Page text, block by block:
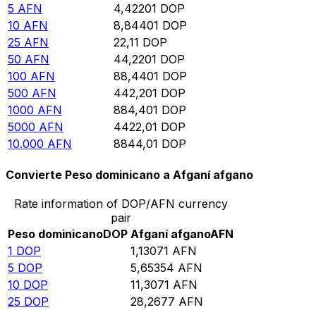
5 AFN 4,42201 DOP
10 AFN 8,84401 DOP
25 AFN 22,11 DOP
50 AFN 44,2201 DOP
100 AFN 88,4401 DOP
500 AFN 442,201 DOP
1000 AFN 884,401 DOP
5000 AFN 4422,01 DOP
10.000 AFN 8844,01 DOP
Convierte Peso dominicano a Afganí afgano
Rate information of DOP/AFN currency
pair
Peso dominicanoDOP Afganí afganoAFN
1 DOP 1,13071 AFN
5 DOP 5,65354 AFN
10 DOP 11,3071 AFN
25 DOP 28,2677 AFN